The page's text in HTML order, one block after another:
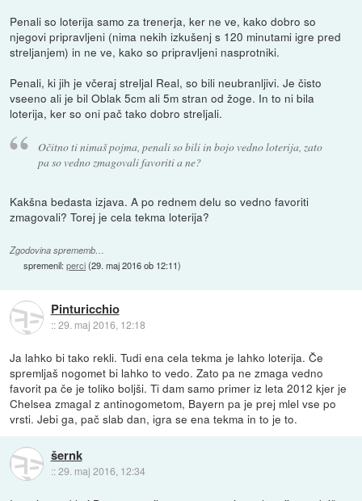
Penali so loterija samo za trenerja, ker ne ve, kako dobro so
njegovi pripravljeni (nima nekih izkušenj s 120 minutami igre pred
streljanjem) in ne ve, kako so pripravljeni nasprotniki.
Penali, ki jih je včeraj streljal Real, so bili neubranljivi. Je čisto
vseeno ali je bil Oblak 5cm ali 5m stran od žoge. In to ni bila
loterija, ker so oni pač tako dobro streljali.
Očitno ti nimaš pojma, penali so bili in bojo vedno loterija, zato
pa so vedno zmagovali favoriti a ne?
Kakšna bedasta izjava. A po rednem delu so vedno favoriti
zmagovali? Torej je cela tekma loterija?
Zgodovina sprememb…
spremenil:perci(29. maj 2016 ob 12:11)
Pinturicchio
::29. maj 2016, 12:18
Ja lahko bi tako rekli. Tudi ena cela tekma je lahko loterija. Če
spremljaš nogomet bi lahko to vedo. Zato pa ne zmaga vedno
favorit pa če je toliko boljši. Ti dam samo primer iz leta 2012 kjer je
Chelsea zmagal z antinogometom, Bayern pa je prej mlel vse po
vrsti. Jebi ga, pač slab dan, igra se ena tekma in to je to.
šernk
::29. maj 2016, 12:34